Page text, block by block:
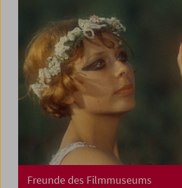
Freunde des Filmmuseums